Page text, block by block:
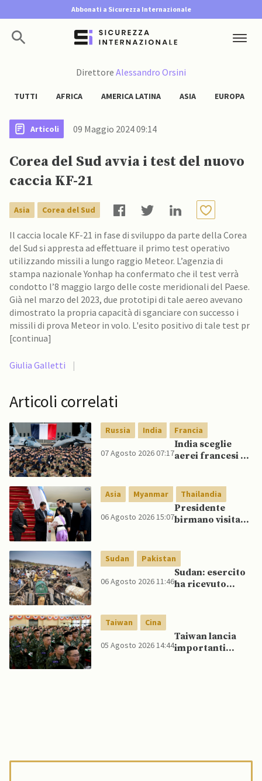
Abbonati a Sicurezza Internazionale
Direttore Alessandro Orsini
TUTTI AFRICA AMERICA LATINA ASIA EUROPA
Articoli 09 Maggio 2024 09:14
Corea del Sud avvia i test del nuovo
caccia KF-21
Asia Corea del Sud
Il caccia locale KF-21 in fase di sviluppo da parte della Corea
del Sud si appresta ad effettuare il primo test operativo
utilizzando missili a lungo raggio Meteor. L’agenzia di
stampa nazionale Yonhap ha confermato che il test verrà
condotto l’8 maggio largo delle coste meridionali del Paese.
Già nel marzo del 2023, due prototipi di tale aereo avevano
dimostrato la propria capacità di sganciare con successo i
missili di prova Meteor in volo. L'esito positivo di tale test pr
[continua]
Giulia Galletti |
Articoli correlati
Russia India Francia
07 Agosto 2026 07:17
India sceglie
aerei francesi e
nazionale,
rifiutando
offerta di Su-57
da parte di Putin
Asia Myanmar Thailandia
06 Agosto 2026 15:07
Presidente
birmano visita
Myanmar ad
ASEAN
Sudan Pakistan
06 Agosto 2026 11:46
Sudan: esercito
ha ricevuto
Taiwan Cina
05 Agosto 2026 14:44
Taiwan lancia
importanti